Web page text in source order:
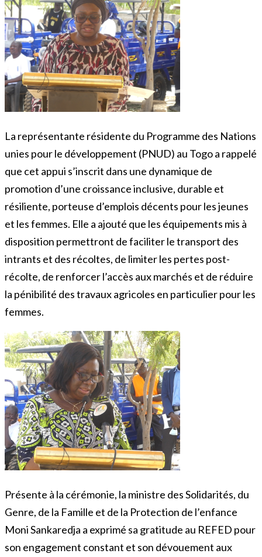
La représentante résidente du Programme des Nations
unies pour le développement (PNUD) au Togo a rappelé
que cet appui s’inscrit dans une dynamique de
promotion d’une croissance inclusive, durable et
résiliente, porteuse d’emplois décents pour les jeunes
et les femmes. Elle a ajouté que les équipements mis à
disposition permettront de faciliter le transport des
intrants et des récoltes, de limiter les pertes post-
récolte, de renforcer l’accès aux marchés et de réduire
la pénibilité des travaux agricoles en particulier pour les
femmes.
Présente à la cérémonie, la ministre des Solidarités, du
Genre, de la Famille et de la Protection de l’enfance
Moni Sankaredja a exprimé sa gratitude au REFED pour
son engagement constant et son dévouement aux